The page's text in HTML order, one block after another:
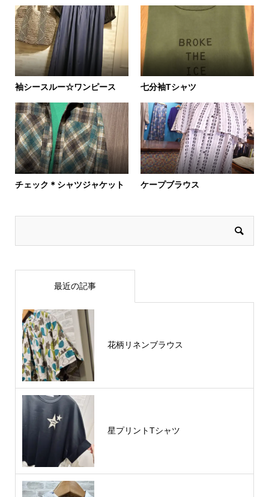
袖シースルー☆ワンピース 七分袖Tシャツ
チェック＊シャツジャケット ケープブラウス
最近の記事
花柄リネンブラウス
星プリントTシャツ